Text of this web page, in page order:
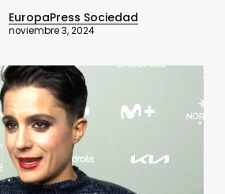
EuropaPress Sociedad
noviembre 3, 2024